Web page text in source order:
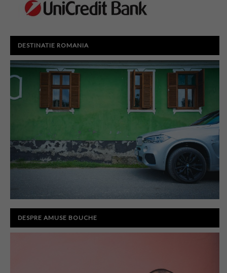
DESTINATIE ROMANIA
DESPRE AMUSE BOUCHE